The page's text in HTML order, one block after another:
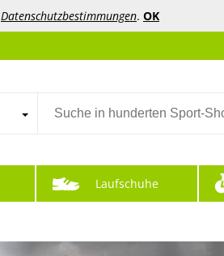
Datenschutzbestimmungen. OK
Laufschuhe